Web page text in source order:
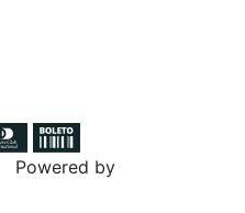
Powered by